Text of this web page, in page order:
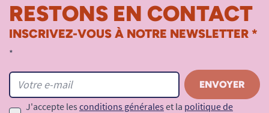
RESTONS EN CONTACT
INSCRIVEZ-VOUS À NOTRE NEWSLETTER *
*
J'accepte les conditions générales et la politique de